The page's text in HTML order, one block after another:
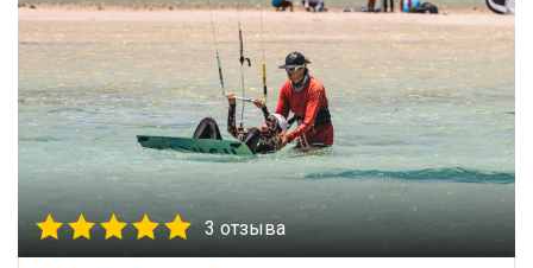
3 отзыва